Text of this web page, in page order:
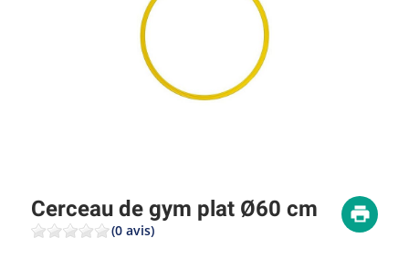
Cerceau de gym plat Ø60 cm
(0 avis)